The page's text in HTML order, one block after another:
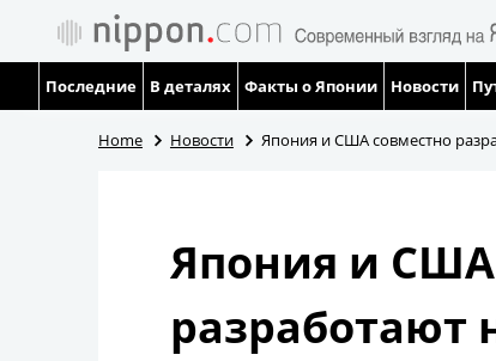
Последние В деталях Факты о Японии Новости
Home Новости Япония и США совместно
Япония и США
разработают